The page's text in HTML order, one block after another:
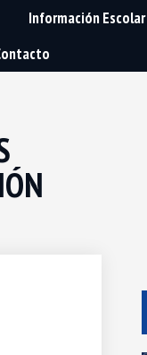
Información Escolar